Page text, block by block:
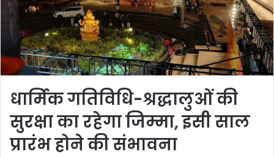
धार्मिक गतिविधि-श्रद्धालुओं की
सुरक्षा का रहेगा जिम्‍मा, इसी साल
प्रारंभ होने की संभावना